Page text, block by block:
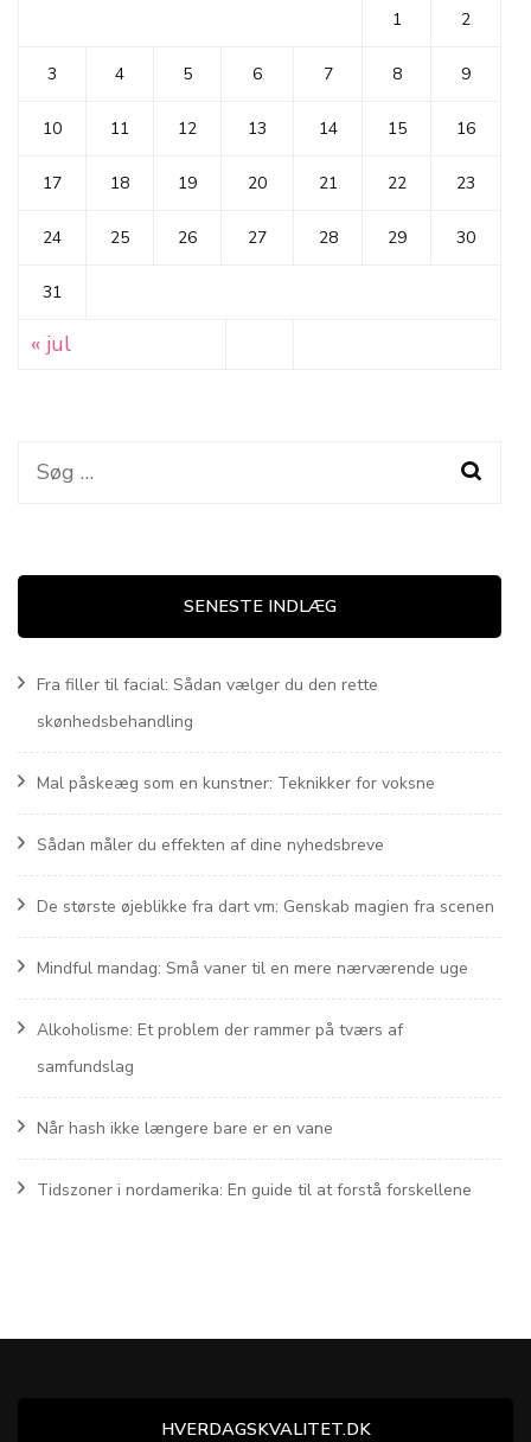
1 2
3 4 5 6 7 8 9
10 11 12 13 14 15 16
17 18 19 20 21 22 23
24 25 26 27 28 29 30
31
« jul
Søg
SENESTE INDLÆG
Fra filler til facial: Sådan vælger du den rette
skønhedsbehandling
Mal påskeæg som en kunstner: Teknikker for voksne
Sådan måler du effekten af dine nyhedsbreve
De største øjeblikke fra dart vm: Genskab magien fra scenen
Mindful mandag: Små vaner til en mere nærværende uge
Alkoholisme: Et problem der rammer på tværs af
samfundslag
Når hash ikke længere bare er en vane
Tidszoner i nordamerika: En guide til at forstå forskellene
HVERDAGSKVALITET.DK